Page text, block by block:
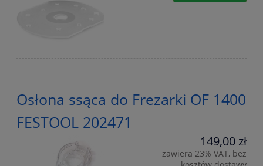
Osłona ssąca do Frezarki OF 1400
FESTOOL 202471
149,00 zł
zawiera 23% VAT, bez